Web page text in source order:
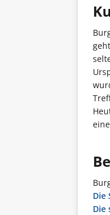
Die
Die